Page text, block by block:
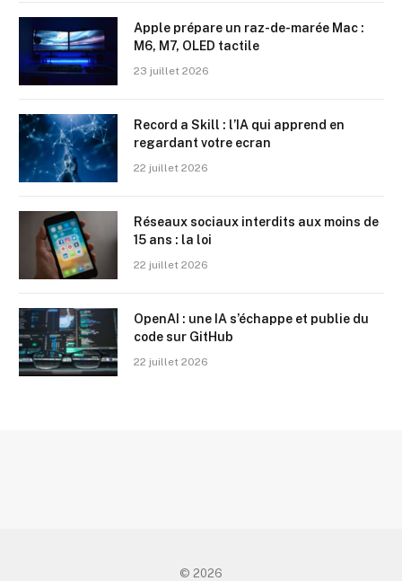
Apple prépare un raz-de-marée Mac :
M6, M7, OLED tactile
23 juillet 2026
Record a Skill : l’IA qui apprend en
regardant votre ecran
22 juillet 2026
Réseaux sociaux interdits aux moins de
15 ans : la loi
22 juillet 2026
OpenAI : une IA s’échappe et publie du
code sur GitHub
22 juillet 2026
© 2026